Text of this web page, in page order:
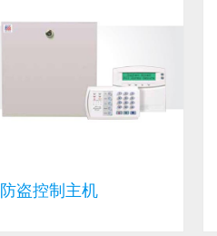
防盗控制主机